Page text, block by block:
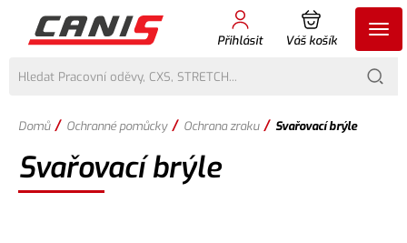
Přihlásit Váš košík
Domů / Ochranné pomůcky / Ochrana zraku / Svařovací brýle
Svařovací brýle